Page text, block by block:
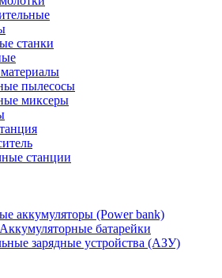
станки
пылесосы
миксеры
станции
аккумуляторы (Power bank)
батарейки
зарядные устройства (АЗУ)